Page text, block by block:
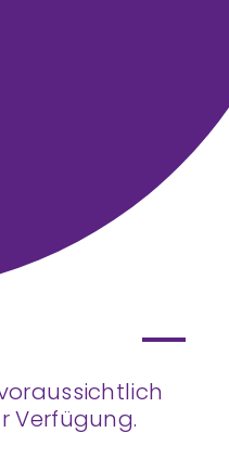
Verfügung.